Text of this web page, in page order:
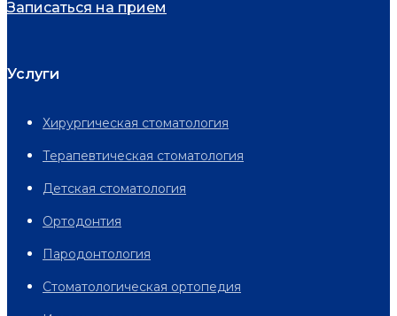
Записаться на прием
Услуги
Хирургическая стоматология
Терапевтическая стоматология
Детская стоматология
Ортодонтия
Пародонтология
Стоматологическая ортопедия